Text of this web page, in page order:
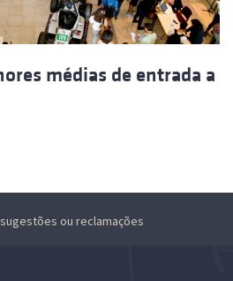
médias de entrada a
ou reclamações